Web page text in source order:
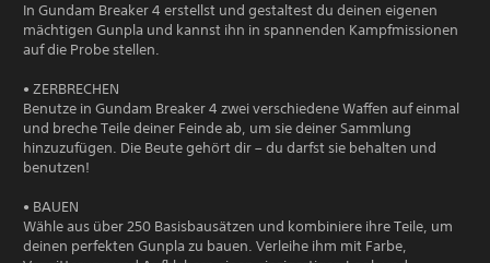
In Gundam Breaker 4 erstellst und gestaltest du deinen eigenen
mächtigen Gunpla und kannst ihn in spannenden Kampfmissionen
auf die Probe stellen.
• ZERBRECHEN
Benutze in Gundam Breaker 4 zwei verschiedene Waffen auf einmal
und breche Teile deiner Feinde ab, um sie deiner Sammlung
hinzuzufügen. Die Beute gehört dir – du darfst sie behalten und
benutzen!
• BAUEN
Wähle aus über 250 Basisbausätzen und kombiniere ihre Teile, um
deinen perfekten Gunpla zu bauen. Verleihe ihm mit Farbe,